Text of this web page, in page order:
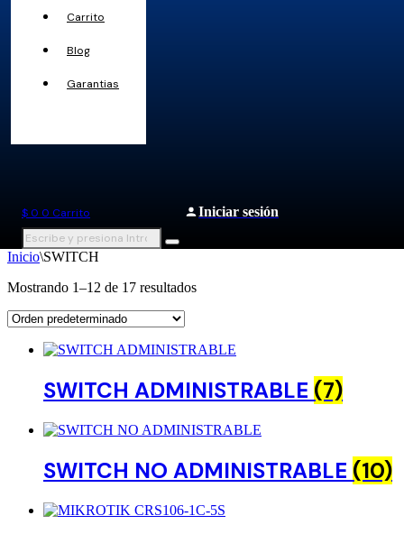
Carrito
Blog
Garantias
$ 0 0 Carrito Iniciar sesión
Inicio\SWITCH
Mostrando 1–12 de 17 resultados
SWITCH ADMINISTRABLE (7)
SWITCH NO ADMINISTRABLE (10)